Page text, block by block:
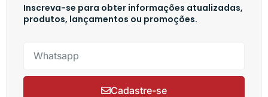
Inscreva-se para obter informações atualizadas,
produtos, lançamentos ou promoções.
Cadastre-se